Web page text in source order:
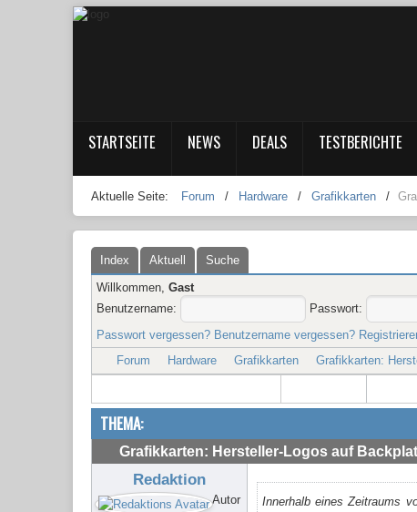
STARTSEITE NEWS DEALS TESTBERICHTE
Aktuelle Seite: Forum / Hardware / Grafikkarten /
Index Aktuell
Suche
Willkommen, Gast
Benutzername:
Passwort:
Passwort vergessen? Benutzername vergessen?
Forum
Hardware Grafikkarten Grafikkarten:
THEMA:
Grafikkarten: Hersteller-Logos auf
Redaktion
Autor
Innerhalb eines Zeitraums